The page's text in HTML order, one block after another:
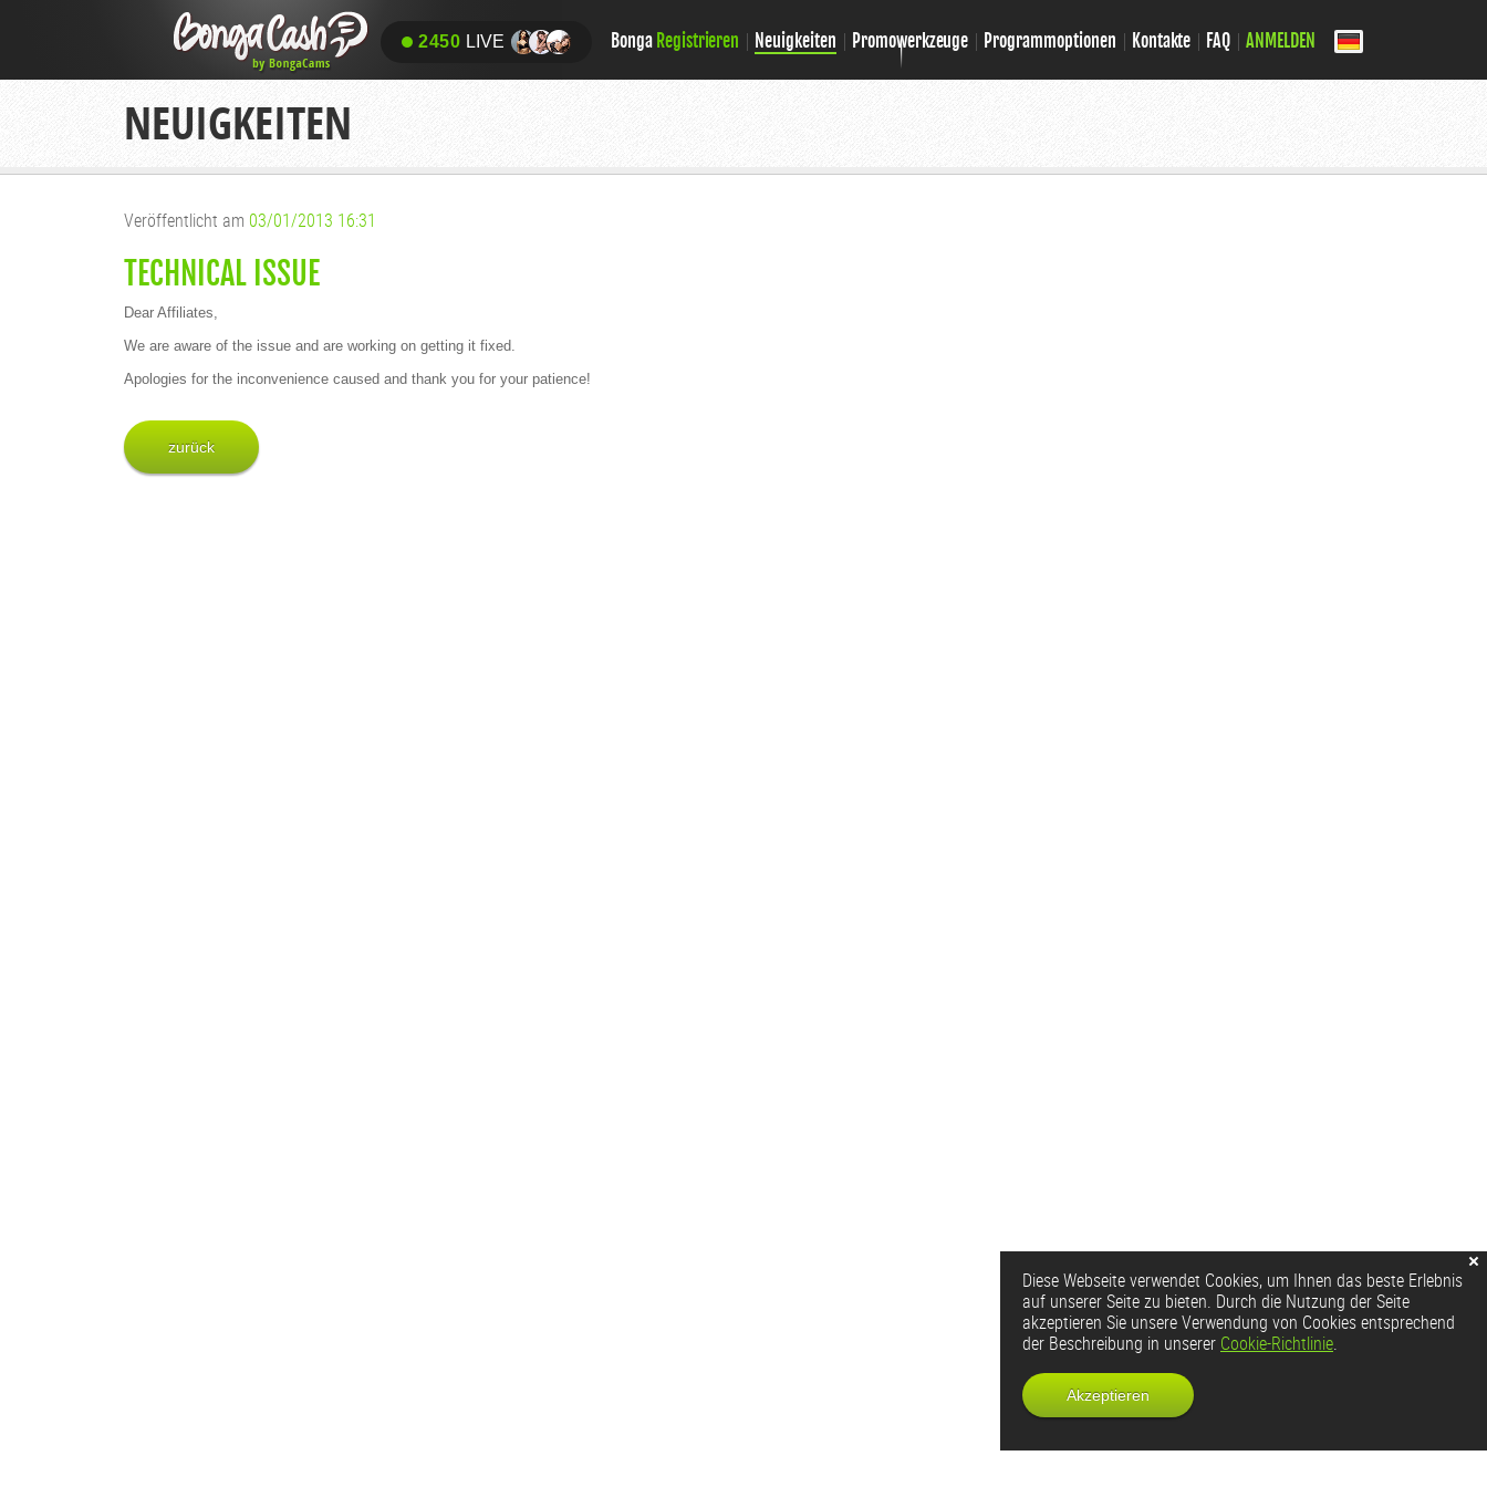
2450 LIVE Bonga Registrieren Neuigkeiten Promowerkzeuge Programmoptionen Kontakte FAQ ANMELDEN
NEUIGKEITEN
Veröffentlicht am 03/01/2013 16:31
TECHNICAL ISSUE
Dear Affiliates,
We are aware of the issue and are working on getting it fixed.
Apologies for the inconvenience caused and thank you for your patience!
zurück
Diese Webseite verwendet Cookies, um Ihnen das beste Erlebnis
auf unserer Seite zu bieten. Durch die Nutzung der Seite
akzeptieren Sie unsere Verwendung von Cookies entsprechend
der Beschreibung in unserer Cookie-Richtlinie.
Akzeptieren